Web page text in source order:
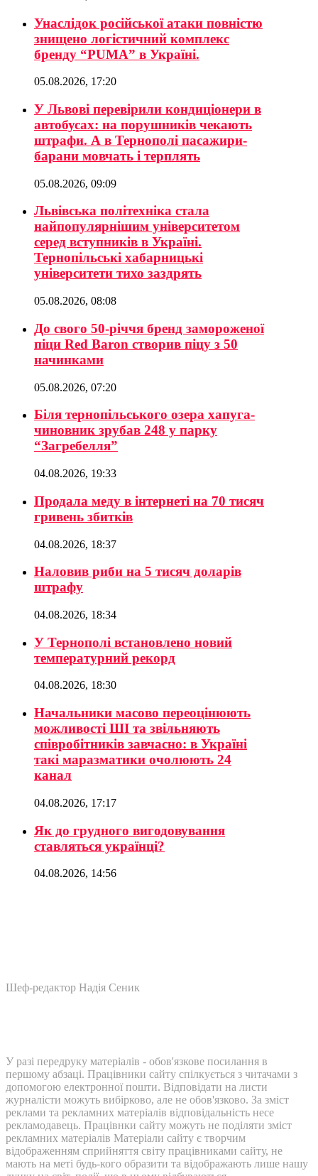
Унаслідок російської атаки повністю
знищено логістичний комплекс
бренду “PUMA” в Україні.
05.08.2026, 17:20
У Львові перевірили кондиціонери в
автобусах: на порушників чекають
штрафи. А в Тернополі пасажири-
барани мовчать і терплять
05.08.2026, 09:09
Львівська політехніка стала
найпопулярнішим університетом
серед вступників в Україні.
Тернопільські хабарницькі
університети тихо заздрять
05.08.2026, 08:08
До свого 50-річчя бренд замороженої
піци Red Baron створив піцу з 50
начинками
05.08.2026, 07:20
Біля тернопільського озера хапуга-
чиновник зрубав 248 у парку
“Загребелля”
04.08.2026, 19:33
Продала меду в інтернеті на 70 тисяч
гривень збитків
04.08.2026, 18:37
Наловив риби на 5 тисяч доларів
штрафу
04.08.2026, 18:34
У Тернополі встановлено новий
температурний рекорд
04.08.2026, 18:30
Начальники масово переоцінюють
можливості ШІ та звільняють
співробітників завчасно: в Україні
такі маразматики очолюють 24
канал
04.08.2026, 17:17
Як до грудного вигодовування
ставляться українці?
04.08.2026, 14:56
Шеф-редактор Надія Сеник
У разі передруку матеріалів - обов'язкове посилання в
першому абзаці. Працівники сайту спілкується з читачами з
допомогою електронної пошти. Відповідати на листи
журналісти можуть вибірково, але не обов'язково. За зміст
реклами та рекламних матеріалів відповідальність несе
рекламодавець. Працівнки сайту можуть не поділяти зміст
рекламних матеріалів Матеріали сайту є творчим
відображенням сприйняття світу працівниками сайту, не
мають на меті будь-кого образити та відображають лише нашу